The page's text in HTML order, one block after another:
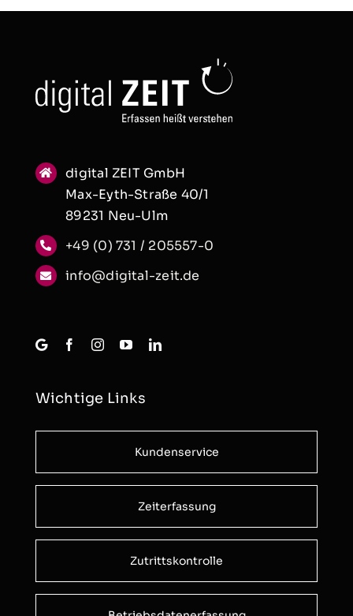
digital ZEIT GmbH
Max-Eyth-Straße 40/1
89231 Neu-Ulm
+49 (0) 731 / 205557-0
info@digital-zeit.de
Wichtige Links
Kundenservice
Zeiterfassung
Zutrittskontrolle